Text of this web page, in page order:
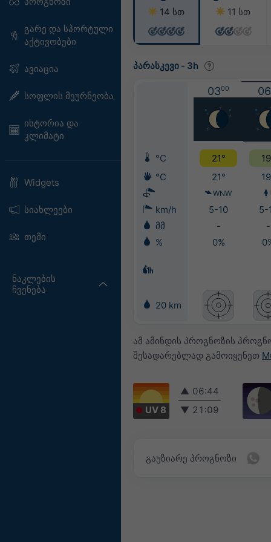
გარე და სპორტული
აქტივობები
ავიაცია
სოფლის მეურნეობა
ისტორია და
კლიმატი
Widgets
სიახლეები
თემი
ნაკლების
ჩვენება
14 სთ
11 სთ
პარასკევი - 3h
0300 06
°C 21°
°C
21°
WNW
km/h 5-10
5-
მმ
-
-
%
0%
20 km
ამ ამინდის პროგნოზის
შესადარებლად გამოიყენეთ
UV 8
▲ 06:44
▼ 21:09
გაუზიარე პროგნოზი